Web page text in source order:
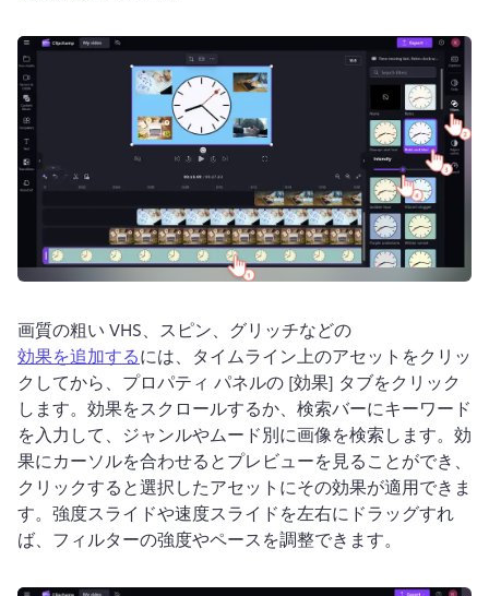
画質の粗い VHS、スピン、グリッチなどの
効果を追加するには、タイムライン上のアセットをクリッ
クしてから、プロパティ パネルの [効果] タブをクリック
します。 効果をスクロールするか、検索バーにキーワード
を入力して、ジャンルやムード別に画像を検索します。 効
果にカーソルを合わせるとプレビューを見ることができ、
クリックすると選択したアセットにその効果が適用できま
す。 強度スライドや速度スライドを左右にドラッグすれ
ば、フィルターの強度やペースを調整できます。